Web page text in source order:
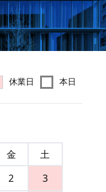
休業日 本日
金
土
2
3